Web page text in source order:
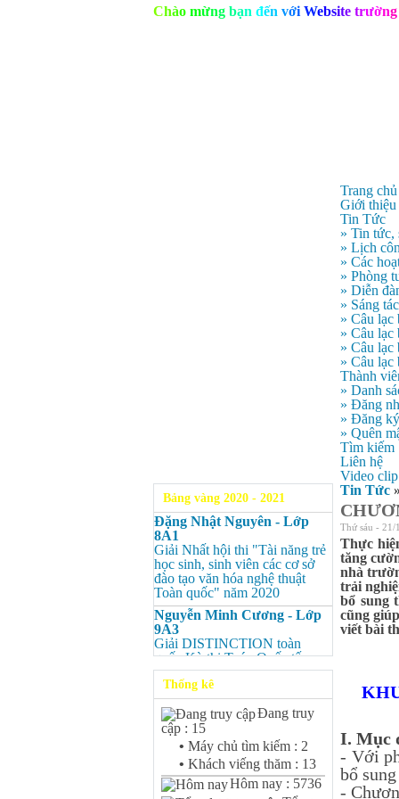
Chào mừng bạn đến với Website trường
Trang chủ
Giới thiệu
Tin Tức
» Tin tức,
» Lịch
» Các
» Phòng
» Diễn
» Sáng
» Câu lạc
» Câu
» Câu lạc
» Câu lạc
Thành
» Danh
» Đăng
» Đăng ký
» Quên
Tìm kiếm
Liên hệ
Video clip
Bảng vàng 2020 - 2021
Đặng Nhật Nguyên - Lớp
8A1
Giải Nhất hội thi "Tài năng trẻ
học sinh, sinh viên các cơ sở
đào tạo văn hóa nghệ thuật
Toàn quốc" năm 2020
Nguyễn Minh Cương - Lớp
9A3
Giải DISTINCTION toàn
quốc Kỳ thi Toán Quốc tế
Kangaroo – IKMC 2020
Nguyễn Minh Cương - Lớp
9A3
Giải Ba kỳ thi chọn HSG cấp
tỉnh môn Toán.
Bùi Quang Minh - Lớp 9A3
Giải DISTINCTION Toàn
quốc Kỳ thi Toán Quốc tế
Thống kê
Đang truy
cập : 15
• Máy chủ tìm kiếm : 2
• Khách viếng thăm : 13
Hôm nay : 5736
Tin Tức »
Thứ sáu - 21/
Thực
tăng
nhà
trải
bổ sung
cũng
viết bài
I. Mục
- Với
bổ
-